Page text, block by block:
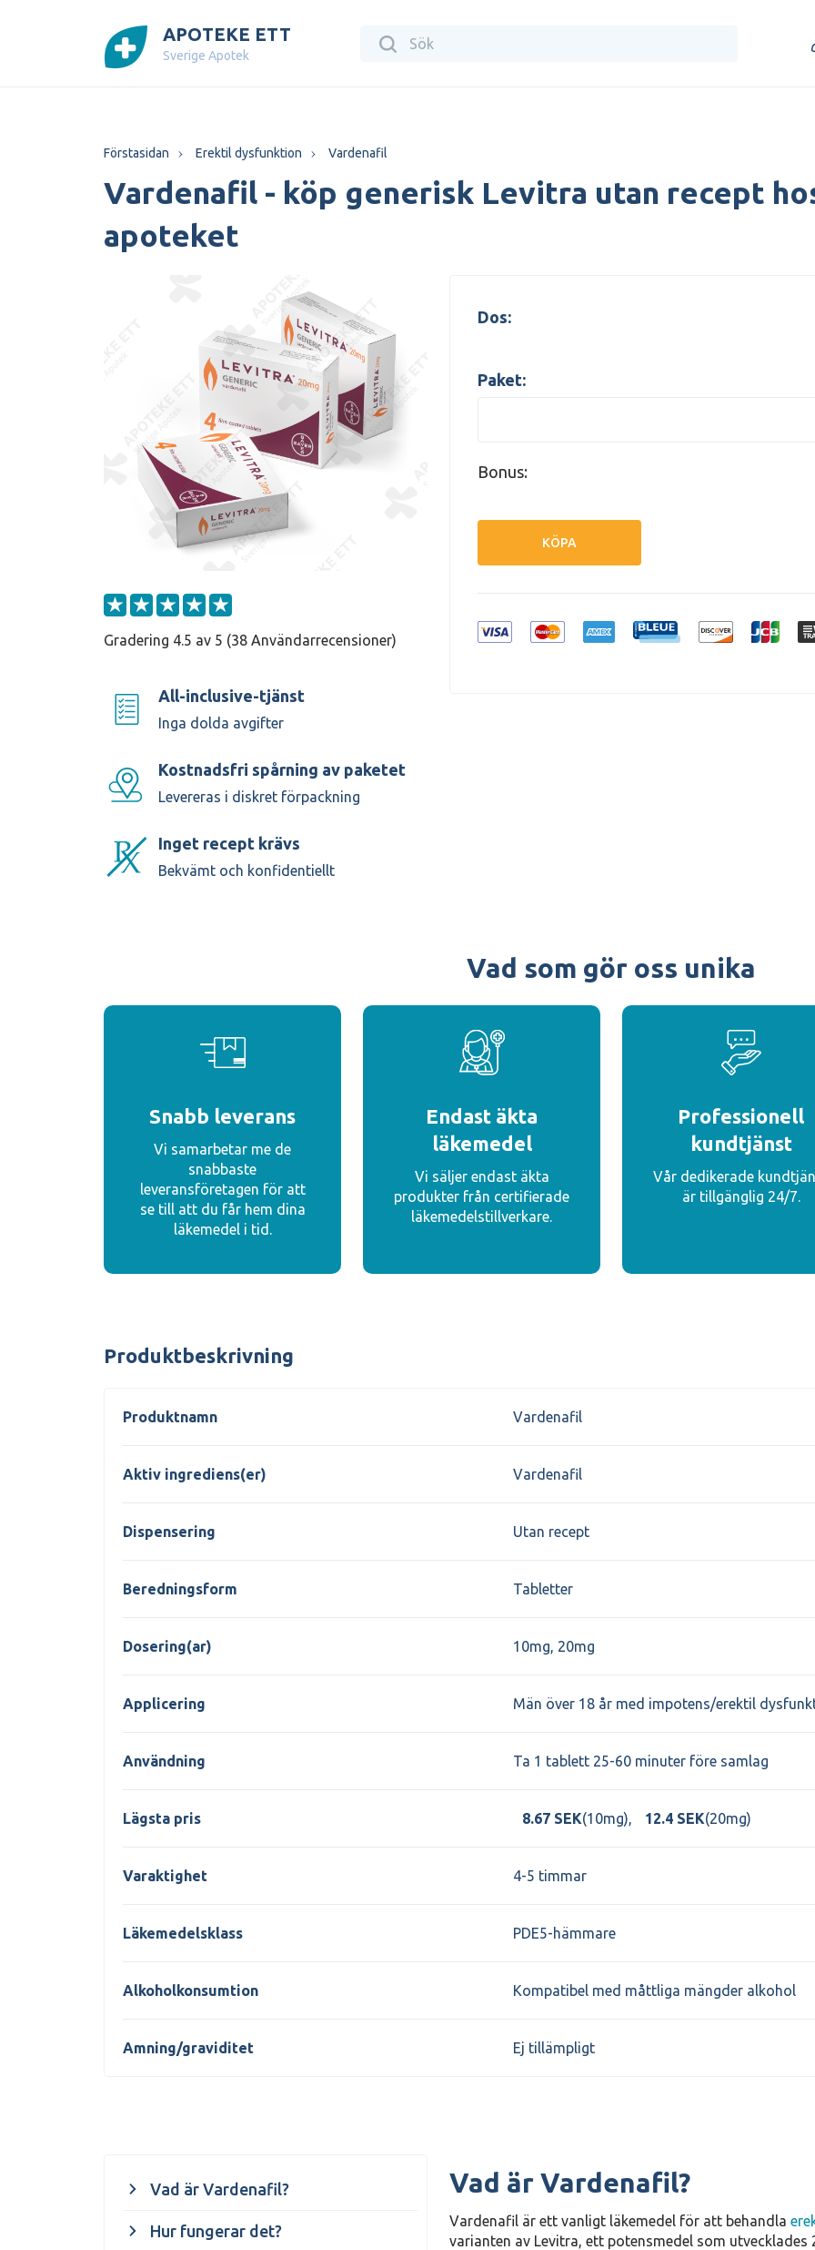
APOTEKE ETT
Sverige Apotek
Förstasidan Erektil dysfunktion Vardenafil
Vardenafil - köp generisk Levitra utan recept
apoteket
Gradering 4.5 av 5 (38 Användarrecensioner)
All-inclusive-tjänst
Inga dolda avgifter
Kostnadsfri spårning av paketet
Levereras i diskret förpackning
Inget recept krävs
Bekvämt och konfidentiellt
Dos:
Paket:
Bonus:
KÖPA
Vad som gör oss unika
Snabb leverans
Vi samarbetar me de
snabbaste
leveransföretagen för att
se till att du får hem dina
läkemedel i tid.
Endast äkta
läkemedel
Vi säljer endast äkta
produkter från certifierade
läkemedelstillverkare.
Professionell
kundtjänst
Vår dedikerade
är tillgänglig 24/7.
Produktbeskrivning
Produktnamn Vardenafil
Aktiv ingrediens(er) Vardenafil
Dispensering Utan recept
Beredningsform Tabletter
Dosering(ar) 10mg, 20mg
Applicering Män över 18 år med impotens/erektil
Användning Ta 1 tablett 25-60 minuter före samlag
Lägsta pris 8.67 SEK(10mg), 12.4 SEK(20mg)
Varaktighet 4-5 timmar
Läkemedelsklass PDE5-hämmare
Alkoholkonsumtion Kompatibel med måttliga mängder alkohol
Amning/graviditet Ej tillämpligt
Vad är Vardenafil?
Hur fungerar det?
Vad är Vardenafil?
Vardenafil är ett vanligt läkemedel för att behandla
varianten av Levitra, ett potensmedel som